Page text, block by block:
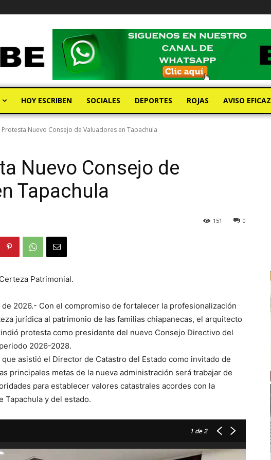
HOY ESCRIBEN SOCIALES DEPORTES ROJAS AVISO EFICAZ
Protesta Nuevo Consejo de Valuadores en Tapachula
Nuevo Consejo de
Tapachula
0
151
Patrimonial.
de 2026.- Con el compromiso de fortalecer la profesionalización
jurídica al patrimonio de las familias chiapanecas, el arquitecto
protesta como presidente del nuevo Consejo Directivo del
2026-2028.
asistió el Director de Catastro del Estado como invitado de
principales metas de la nueva administración será trabajar de
para establecer valores catastrales acordes con la
Tapachula y del estado.
1 de 2